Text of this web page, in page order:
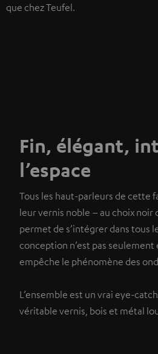
que chez Teufel.
Fin, élégant,
l’espace
Tous les haut-parleurs de cette
leur vernis noble – au choix noir
permet de s’intégrer dans tous
conception n’est pas
empêche le phénomène des
L’ensemble est un vrai eye-
véritable vernis, bois et métal